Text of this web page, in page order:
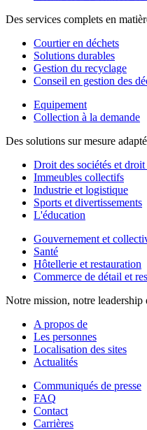
Des services complets en
Courtier en déchets
Solutions durables
Gestion du recyclage
Conseil en gestion des
Equipement
Collection à la demande
Des solutions sur mesure
Droit des sociétés et
Immeubles collectifs
Industrie et logistique
Sports et divertissements
L'éducation
Gouvernement et
Santé
Hôtellerie et restauration
Commerce de détail et
Notre mission, notre leadership
A propos de
Les personnes
Localisation des sites
Actualités
Communiqués de presse
FAQ
Contact
Carrières